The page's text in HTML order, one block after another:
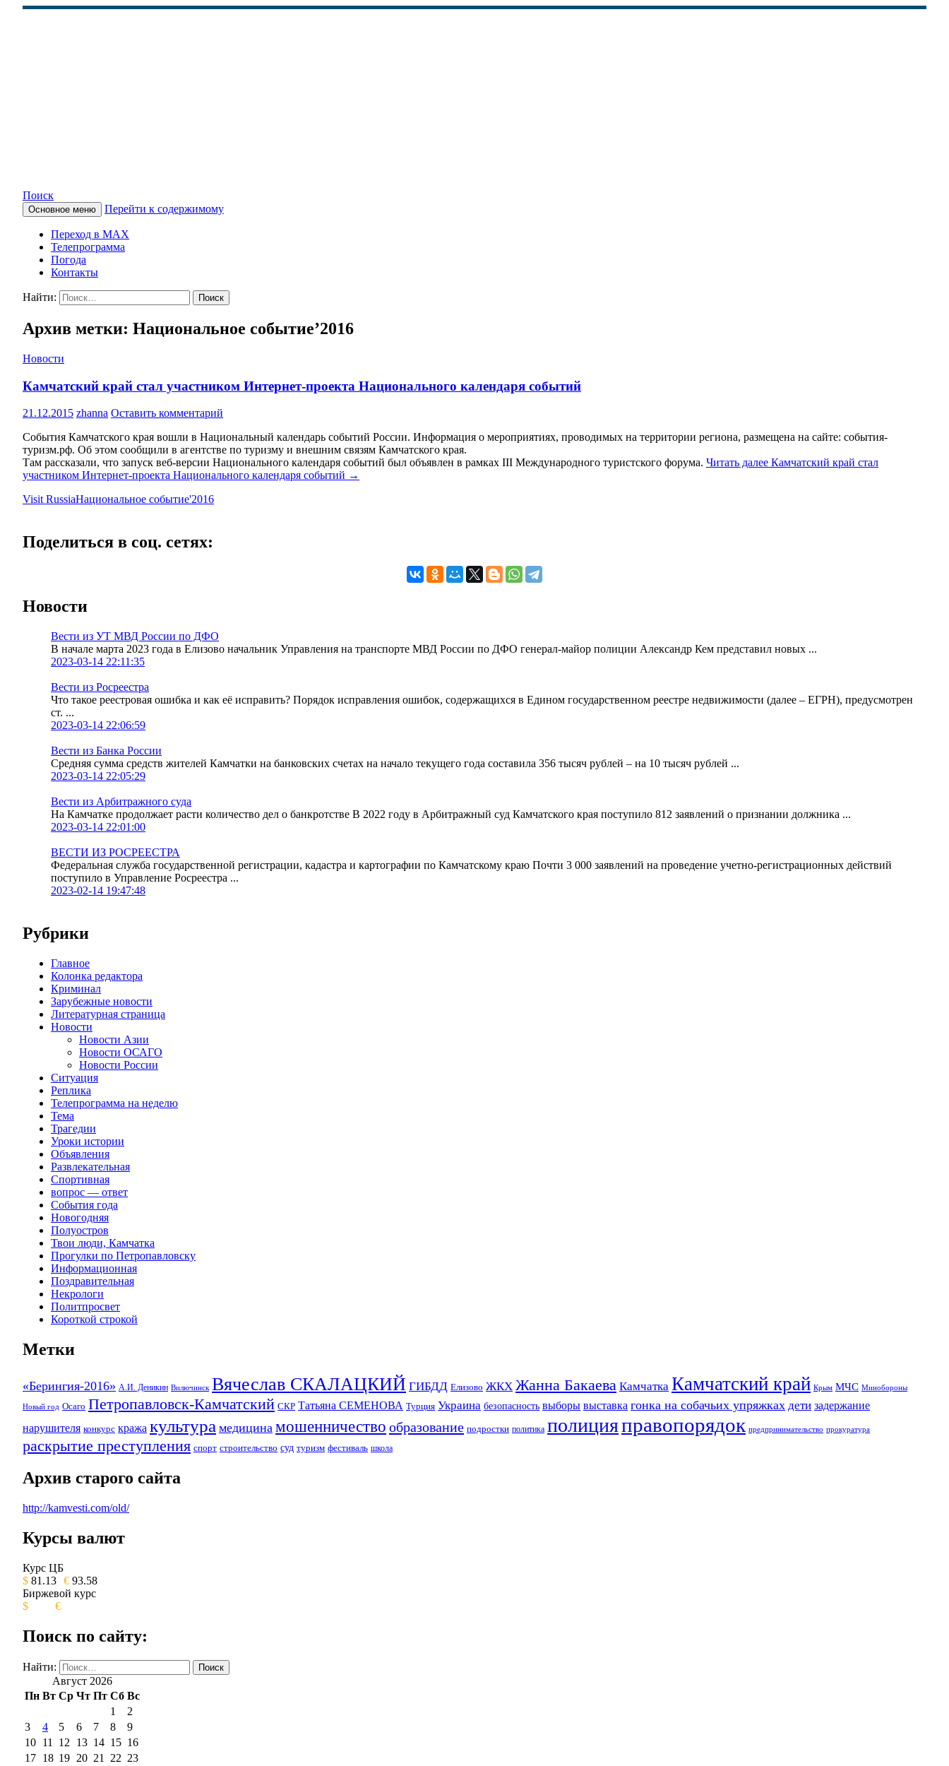
КАМЧАТСКОЕ ИНФОРМАЦИОННОЕ АГЕНТСТВО (КИА «ВЕСТИ»)
Поиск
Основное меню Перейти к содержимому
Переход в MAX
Телепрограмма
Погода
Контакты
Найти:
Архив метки: Национальное событие’2016
Новости
Камчатский край стал участником Интернет-проекта Национального календаря событий
21.12.2015 zhanna Оставить комментарий
События Камчатского края вошли в Национальный календарь событий России. Информация о мероприятиях, проводимых на территории региона, размещена на сайте: события-
туризм.рф. Об этом сообщили в агентстве по туризму и внешним связям Камчатского края.
Там рассказали, что запуск веб-версии Национального календаря событий был объявлен в рамках III Международного туристского форума. Читать далее Камчатский край стал
участником Интернет-проекта Национального календаря событий →
Visit RussiaНациональное событие'2016
Поделиться в соц. сетях:
Новости
Вести из УТ МВД России по ДФО
В начале марта 2023 года в Елизово начальник Управления на транспорте МВД России по ДФО генерал-майор полиции Александр Кем представил новых ...
2023-03-14 22:11:35
Вести из Росреестра
Что такое реестровая ошибка и как её исправить? Порядок исправления ошибок, содержащихся в Едином государственном реестре недвижимости (далее – ЕГРН), предусмотрен
ст. ...
2023-03-14 22:06:59
Вести из Банка России
Средняя сумма средств жителей Камчатки на банковских счетах на начало текущего года составила 356 тысяч рублей – на 10 тысяч рублей ...
2023-03-14 22:05:29
Вести из Арбитражного суда
На Камчатке продолжает расти количество дел о банкротстве В 2022 году в Арбитражный суд Камчатского края поступило 812 заявлений о признании должника ...
2023-03-14 22:01:00
ВЕСТИ ИЗ РОСРЕЕСТРА
Федеральная служба государственной регистрации, кадастра и картографии по Камчатскому краю Почти 3 000 заявлений на проведение учетно-регистрационных действий
поступило в Управление Росреестра ...
2023-02-14 19:47:48
Рубрики
Главное
Колонка редактора
Криминал
Зарубежные новости
Литературная страница
Новости
Новости Азии
Новости ОСАГО
Новости России
Ситуация
Реплика
Телепрограмма на неделю
Тема
Трагедии
Уроки истории
Объявления
Развлекательная
Спортивная
вопрос — ответ
События года
Новогодняя
Полуостров
Твои люди, Камчатка
Прогулки по Петропавловску
Информационная
Поздравительная
Некрологи
Политпросвет
Короткой строкой
Метки
«Берингия-2016» А.И. Деникин Вилючинск Вячеслав СКАЛАЦКИЙ ГИБДД Елизово ЖКХ Жанна Бакаева Камчатка Камчатский край Крым МЧС Минобороны
Новый год Осаго Петропавловск-Камчатский СКР Татьяна СЕМЕНОВА Турция Украина безопасность выборы выставка гонка на собачьих упряжках дети задержание
нарушителя конкурс кража культура медицина мошенничество образование подростки политика полицияправопорядок предпринимательство прокуратура
раскрытие преступления спорт строительство суд туризм фестиваль школа
Архив старого сайта
http://kamvesti.com/old/
ОБЩЕСТВЕННО-ПОЛИТИЧЕСКОЕ ИЗДАНИЕ КАМЧАТСКОГО КРАЯ.
Курсы валют
Курс ЦБ
$ 81.13 € 93.58
Биржевой курс
$
€
Поиск по сайту:
Найти:
Август 2026
Пн Вт Ср Чт Пт Сб Вс
1
2
3
4 5 6 7 8
9
10 11 12 13 14 15 16
17 18 19 20 21 22 23